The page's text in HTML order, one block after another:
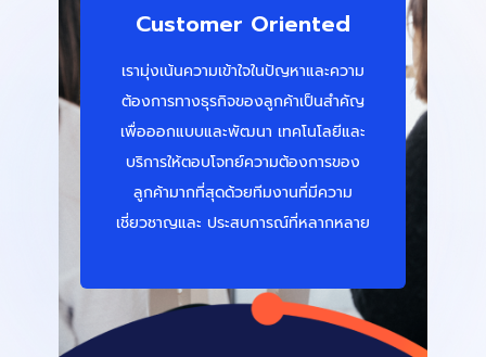
Customer Oriented
เรามุ่งเน้นความเข้าใจในปัญหาและความ
ต้องการทางธุรกิจของลูกค้าเป็นสำคัญ
เพื่อออกแบบและพัฒนา เทคโนโลยีและ
บริการให้ตอบโจทย์ความต้องการของ
ลูกค้ามากที่สุดด้วยทีมงานที่มีความ
เชี่ยวชาญและ ประสบการณ์ที่หลากหลาย